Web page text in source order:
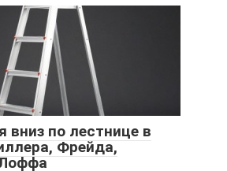
вниз по лестнице в
Фрейда,